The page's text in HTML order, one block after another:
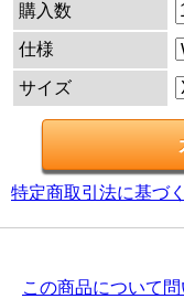
購入数
仕様
サイズ
特定商取引法に基づ
この商品について